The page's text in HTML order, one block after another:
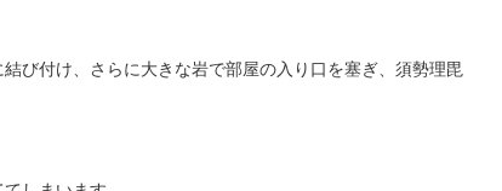
び付け、さらに大きな岩で部屋の入り口を塞ぎ、須勢理毘